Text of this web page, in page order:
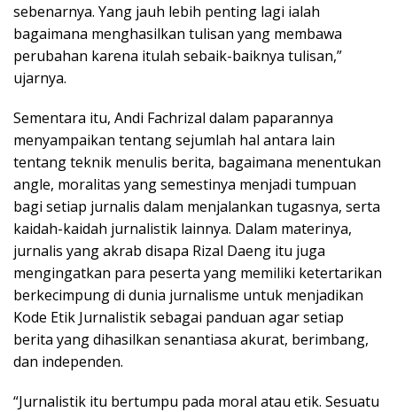
sebenarnya. Yang jauh lebih penting lagi ialah
bagaimana menghasilkan tulisan yang membawa
perubahan karena itulah sebaik-baiknya tulisan,”
ujarnya.
Sementara itu, Andi Fachrizal dalam paparannya
menyampaikan tentang sejumlah hal antara lain
tentang teknik menulis berita, bagaimana menentukan
angle, moralitas yang semestinya menjadi tumpuan
bagi setiap jurnalis dalam menjalankan tugasnya, serta
kaidah-kaidah jurnalistik lainnya. Dalam materinya,
jurnalis yang akrab disapa Rizal Daeng itu juga
mengingatkan para peserta yang memiliki ketertarikan
berkecimpung di dunia jurnalisme untuk menjadikan
Kode Etik Jurnalistik sebagai panduan agar setiap
berita yang dihasilkan senantiasa akurat, berimbang,
dan independen.
“Jurnalistik itu bertumpu pada moral atau etik. Sesuatu